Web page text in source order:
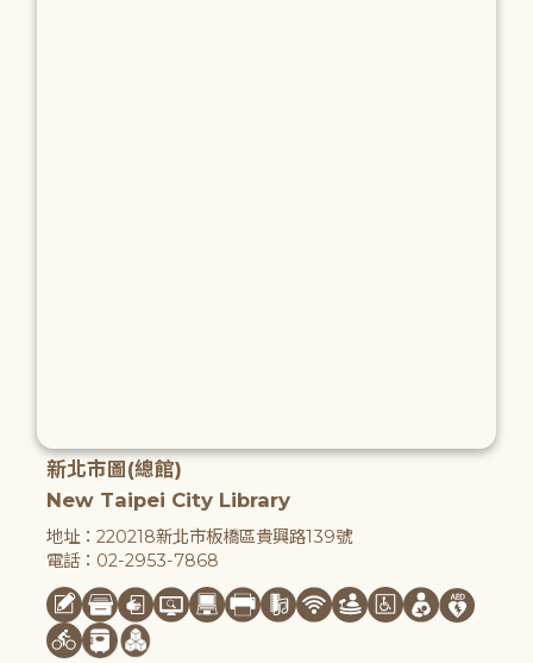
新北市圖(總館)
New Taipei City Library
地址：220218新北市板橋區貴興路139號
電話：02-2953-7868